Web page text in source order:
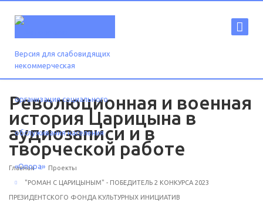
Версия для слабовидящих
Революционная и военная
история Царицына в
аудиозаписи и в
творческой работе
Главная Проекты
"РОМАН С ЦАРИЦЫНЫМ" - ПОБЕДИТЕЛЬ 2 КОНКУРСА 2023
ПРЕЗИДЕНТСКОГО ФОНДА КУЛЬТУРНЫХ ИНИЦИАТИВ